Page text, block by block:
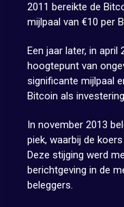
2011 bereikte de
mijlpaal van €10 per
Een jaar later, in april
hoogtepunt van
significante mijlpaal
Bitcoin als
In november 2013
piek, waarbij de
Deze stijging werd
berichtgeving in de
beleggers.